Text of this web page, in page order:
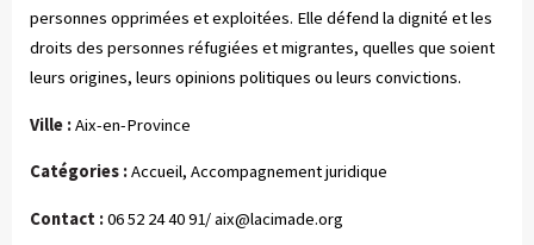
personnes opprimées et exploitées. Elle défend la dignité et les
droits des personnes réfugiées et migrantes, quelles que soient
leurs origines, leurs opinions politiques ou leurs convictions.
Ville :Aix-en-Province
Catégories :Accueil, Accompagnement juridique
Contact :06 52 24 40 91/aix@lacimade.org